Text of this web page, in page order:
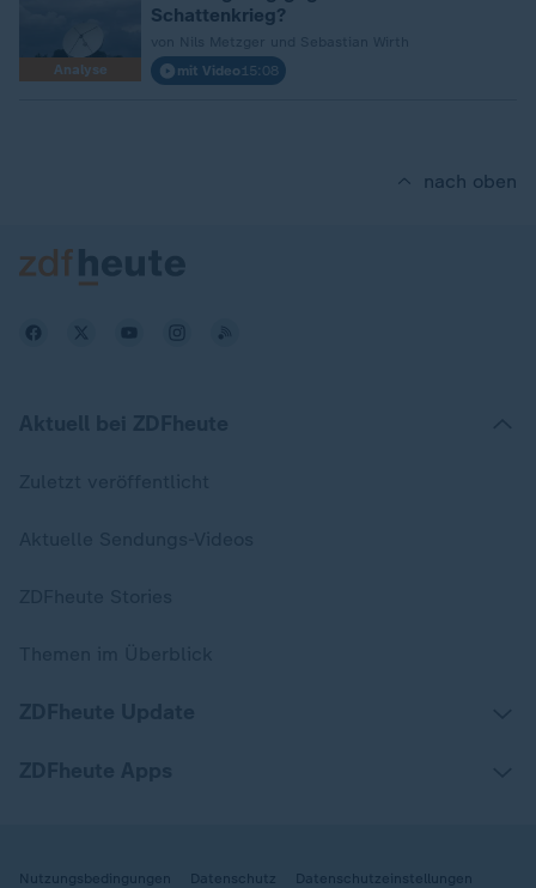
Analyse
Schattenkrieg?
mit Video 15:08
nach oben
Nutzungsbedingungen Datenschutz Datenschutzeinstellungen